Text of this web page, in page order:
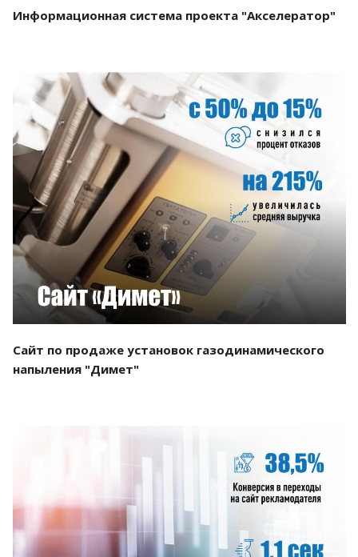
Информационная система проекта "Акселератор"
Смотреть проект
Сайт по продаже установок газодинамического
напыления "Димет"